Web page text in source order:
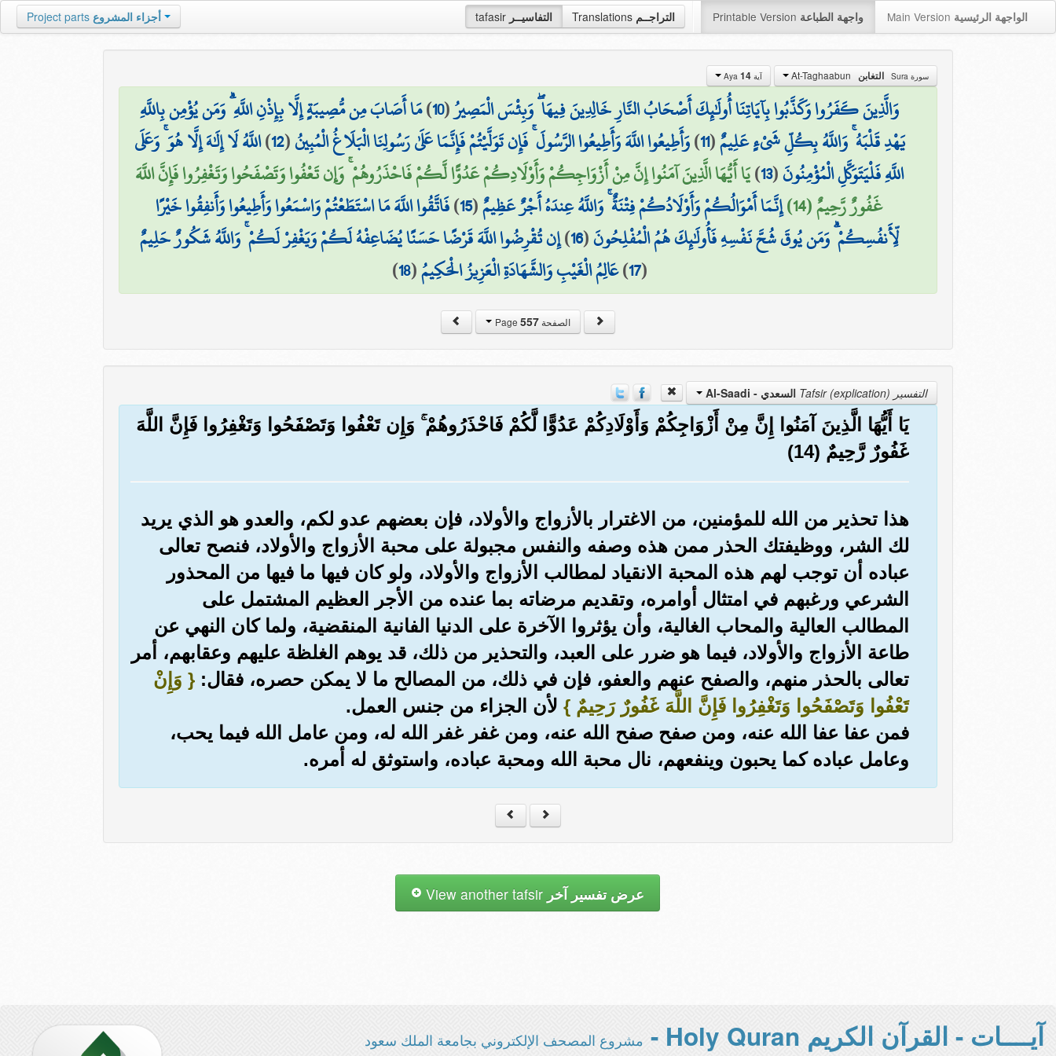
tafasir التفاسيــر Translations التراجــم Printable Version واجهة الطباعة Main Version الواجهة الرئيسية Project parts أجزاء المشروع
سورة Sura التغابن آية Aya 14
وَالَّذِينَ كَفَرُوا وَكَذَّبُوا بِآيَاتِنَا أُولَٰئِكَ أَصْحَابُ النَّارِ خَالِدِينَ فِيهَا ۖ وَبِئْسَ الْمَصِيرُ(
10
)مَا أَصَابَ مِن مُّصِيبَةٍ إِلَّا بِإِذْنِ اللَّهِ ۗ وَمَن يُؤْمِن بِاللَّهِ
يَهْدِ قَلْبَهُ ۚ وَاللَّهُ بِكُلِّ شَيْءٍ عَلِيمٌ(
11
)وَأَطِيعُوا اللَّهَ وَأَطِيعُوا الرَّسُولَ ۚ فَإِن تَوَلَّيْتُمْ فَإِنَّمَا عَلَىٰ رَسُولِنَا الْبَلَاغُ الْمُبِينُ(
12
)اللَّهُ لَا إِلَٰهَ إِلَّا هُوَ ۚ وَعَلَى
اللَّهِ فَلْيَتَوَكَّلِ الْمُؤْمِنُونَ(
13
)يَا أَيُّهَا الَّذِينَ آمَنُوا إِنَّ مِنْ أَزْوَاجِكُمْ وَأَوْلَادِكُمْ عَدُوًّا لَّكُمْ فَاحْذَرُوهُمْ ۚ وَإِن تَعْفُوا وَتَصْفَحُوا وَتَغْفِرُوا فَإِنَّ اللَّهَ
غَفُورٌ رَّحِيمٌ (14)
إِنَّمَا أَمْوَالُكُمْ وَأَوْلَادُكُمْ فِتْنَةٌ ۚ وَاللَّهُ عِندَهُ أَجْرٌ عَظِيمٌ(
15
)فَاتَّقُوا اللَّهَ مَا اسْتَطَعْتُمْ وَاسْمَعُوا وَأَطِيعُوا وَأَنفِقُوا خَيْرًا
لِّأَنفُسِكُمْ ۗ وَمَن يُوقَ شُحَّ نَفْسِهِ فَأُولَٰئِكَ هُمُ الْمُفْلِحُونَ(
16
)إِن تُقْرِضُوا اللَّهَ قَرْضًا حَسَنًا يُضَاعِفْهُ لَكُمْ وَيَغْفِرْ لَكُمْ ۚ وَاللَّهُ شَكُورٌ حَلِيمٌ
(
17
)عَالِمُ الْغَيْبِ وَالشَّهَادَةِ الْعَزِيزُ الْحَكِيمُ(
18
)
الصفحة Page557
التفسير Tafsir (explication) السعدي - Al-Saadi
يَا أَيُّهَا الَّذِينَ آمَنُوا إِنَّ مِنْ أَزْوَاجِكُمْ وَأَوْلَادِكُمْ عَدُوًّا لَّكُمْ فَاحْذَرُوهُمْ ۚ وَإِن تَعْفُوا وَتَصْفَحُوا وَتَغْفِرُوا فَإِنَّ اللَّهَ
غَفُورٌ رَّحِيمٌ (14)
هذا تحذير من الله للمؤمنين، من الاغترار بالأزواج والأولاد، فإن بعضهم عدو لكم، والعدو هو الذي يريد
لك الشر، ووظيفتك الحذر ممن هذه وصفه والنفس مجبولة على محبة الأزواج والأولاد، فنصح تعالى
عباده أن توجب لهم هذه المحبة الانقياد لمطالب الأزواج والأولاد، ولو كان فيها ما فيها من المحذور
الشرعي ورغبهم في امتثال أوامره، وتقديم مرضاته بما عنده من الأجر العظيم المشتمل على
المطالب العالية والمحاب الغالية، وأن يؤثروا الآخرة على الدنيا الفانية المنقضية، ولما كان النهي عن
طاعة الأزواج والأولاد، فيما هو ضرر على العبد، والتحذير من ذلك، قد يوهم الغلظة عليهم وعقابهم، أمر
تعالى بالحذر منهم، والصفح عنهم والعفو، فإن في ذلك، من المصالح ما لا يمكن حصره، فقال: { وَإِنْ
تَعْفُوا وَتَصْفَحُوا وَتَغْفِرُوا فَإِنَّ اللَّهَ غَفُورٌ رَحِيمٌ } لأن الجزاء من جنس العمل.
فمن عفا عفا الله عنه، ومن صفح صفح الله عنه، ومن غفر غفر الله له، ومن عامل الله فيما يحب،
وعامل عباده كما يحبون وينفعهم، نال محبة الله ومحبة عباده، واستوثق له أمره.
عرض تفسير آخر
آيــــات - القرآن الكريم Holy Quran - مشروع المصحف الإلكتروني بجامعة الملك سعود